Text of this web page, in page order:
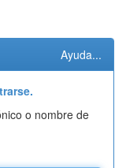
Ayuda...
o nombre de